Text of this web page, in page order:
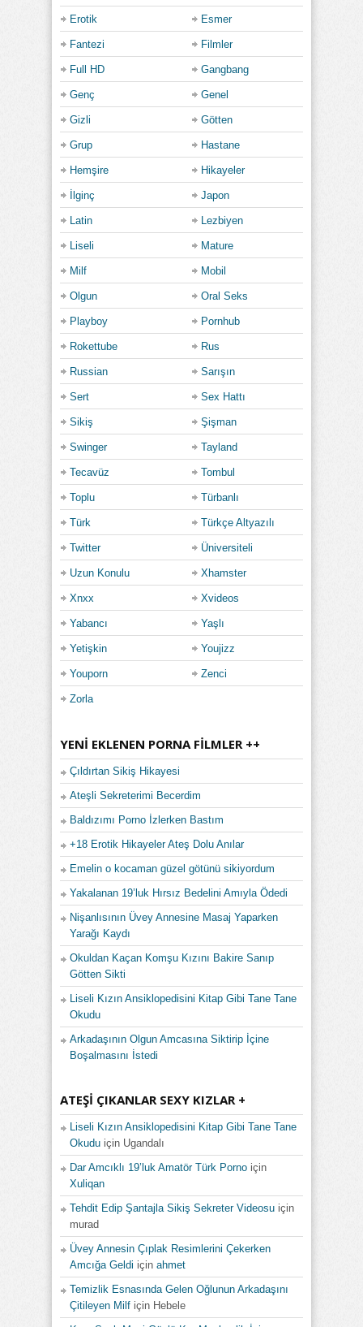
Erotik Esmer
Fantezi Filmler
Full HD Gangbang
Genç Genel
Gizli Götten
Grup Hastane
Hemşire Hikayeler
İlginç Japon
Latin Lezbiyen
Liseli Mature
Milf Mobil
Olgun Oral Seks
Playboy Pornhub
Rokettube Rus
Russian Sarışın
Sert Sex Hattı
Sikiş Şişman
Swinger Tayland
Tecavüz Tombul
Toplu Türbanlı
Türk Türkçe Altyazılı
Twitter Üniversiteli
Uzun Konulu Xhamster
Xnxx Xvideos
Yabancı Yaşlı
Yetişkin Youjizz
Youporn Zenci
Zorla
YENI EKLENEN PORNA FILMLER ++
Çıldırtan Sikiş Hikayesi
Ateşli Sekreterimi Becerdim
Baldızımı Porno İzlerken Bastım
+18 Erotik Hikayeler Ateş Dolu Anılar
Emelin o kocaman güzel götünü sikiyordum
Yakalanan 19’luk Hırsız Bedelini Amıyla Ödedi
Nişanlısının Üvey Annesine Masaj Yaparken
Yarağı Kaydı
Okuldan Kaçan Komşu Kızını Bakire Sanıp
Götten Sikti
Liseli Kızın Ansiklopedisini Kitap Gibi Tane Tane
Okudu
Arkadaşının Olgun Amcasına Siktirip İçine
Boşalmasını İstedi
ATEŞI ÇIKANLAR SEXY KIZLAR +
Liseli Kızın Ansiklopedisini Kitap Gibi Tane Tane
Okudu için Ugandalı
Dar Amcıklı 19’luk Amatör Türk Porno için
Xuliqan
Tehdit Edip Şantajla Sikiş Sekreter Videosu için
murad
Üvey Annesin Çıplak Resimlerini Çekerken
Amcığa Geldi için ahmet
Temizlik Esnasında Gelen Oğlunun Arkadaşını
Çitileyen Milf için Hebele